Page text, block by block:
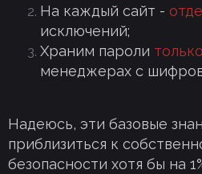
На каждый сайт -
исключений;
Храним пароли только
менеджерах с
Надеюсь, эти базовые
приблизиться к
безопасности хотя бы на